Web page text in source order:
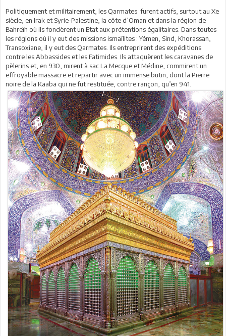
Politiquement et militairement, les Qarmates furent actifs, surtout au Xe
siècle, en Irak et Syrie-Palestine, la côte d’Oman et dans la région de
Bahreïn où ils fondèrent un Etat aux prétentions égalitaires. Dans toutes
les régions où il y eut des missions ismaïlites : Yémen, Sind, Khorassan,
Transoxiane, il y eut des Qarmates. Ils entreprirent des expéditions
contre les Abbassides et les Fatimides. Ils attaquèrent les caravanes de
pèlerins et, en 930, mirent à sac La Mecque et Médine, commirent un
effroyable massacre et repartir avec un immense butin, dont la Pierre
noire de la Kaaba qui ne fut restituée, contre rançon, qu’en 941.